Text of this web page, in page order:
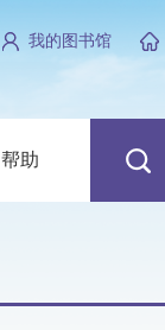
我的图书馆
帮助